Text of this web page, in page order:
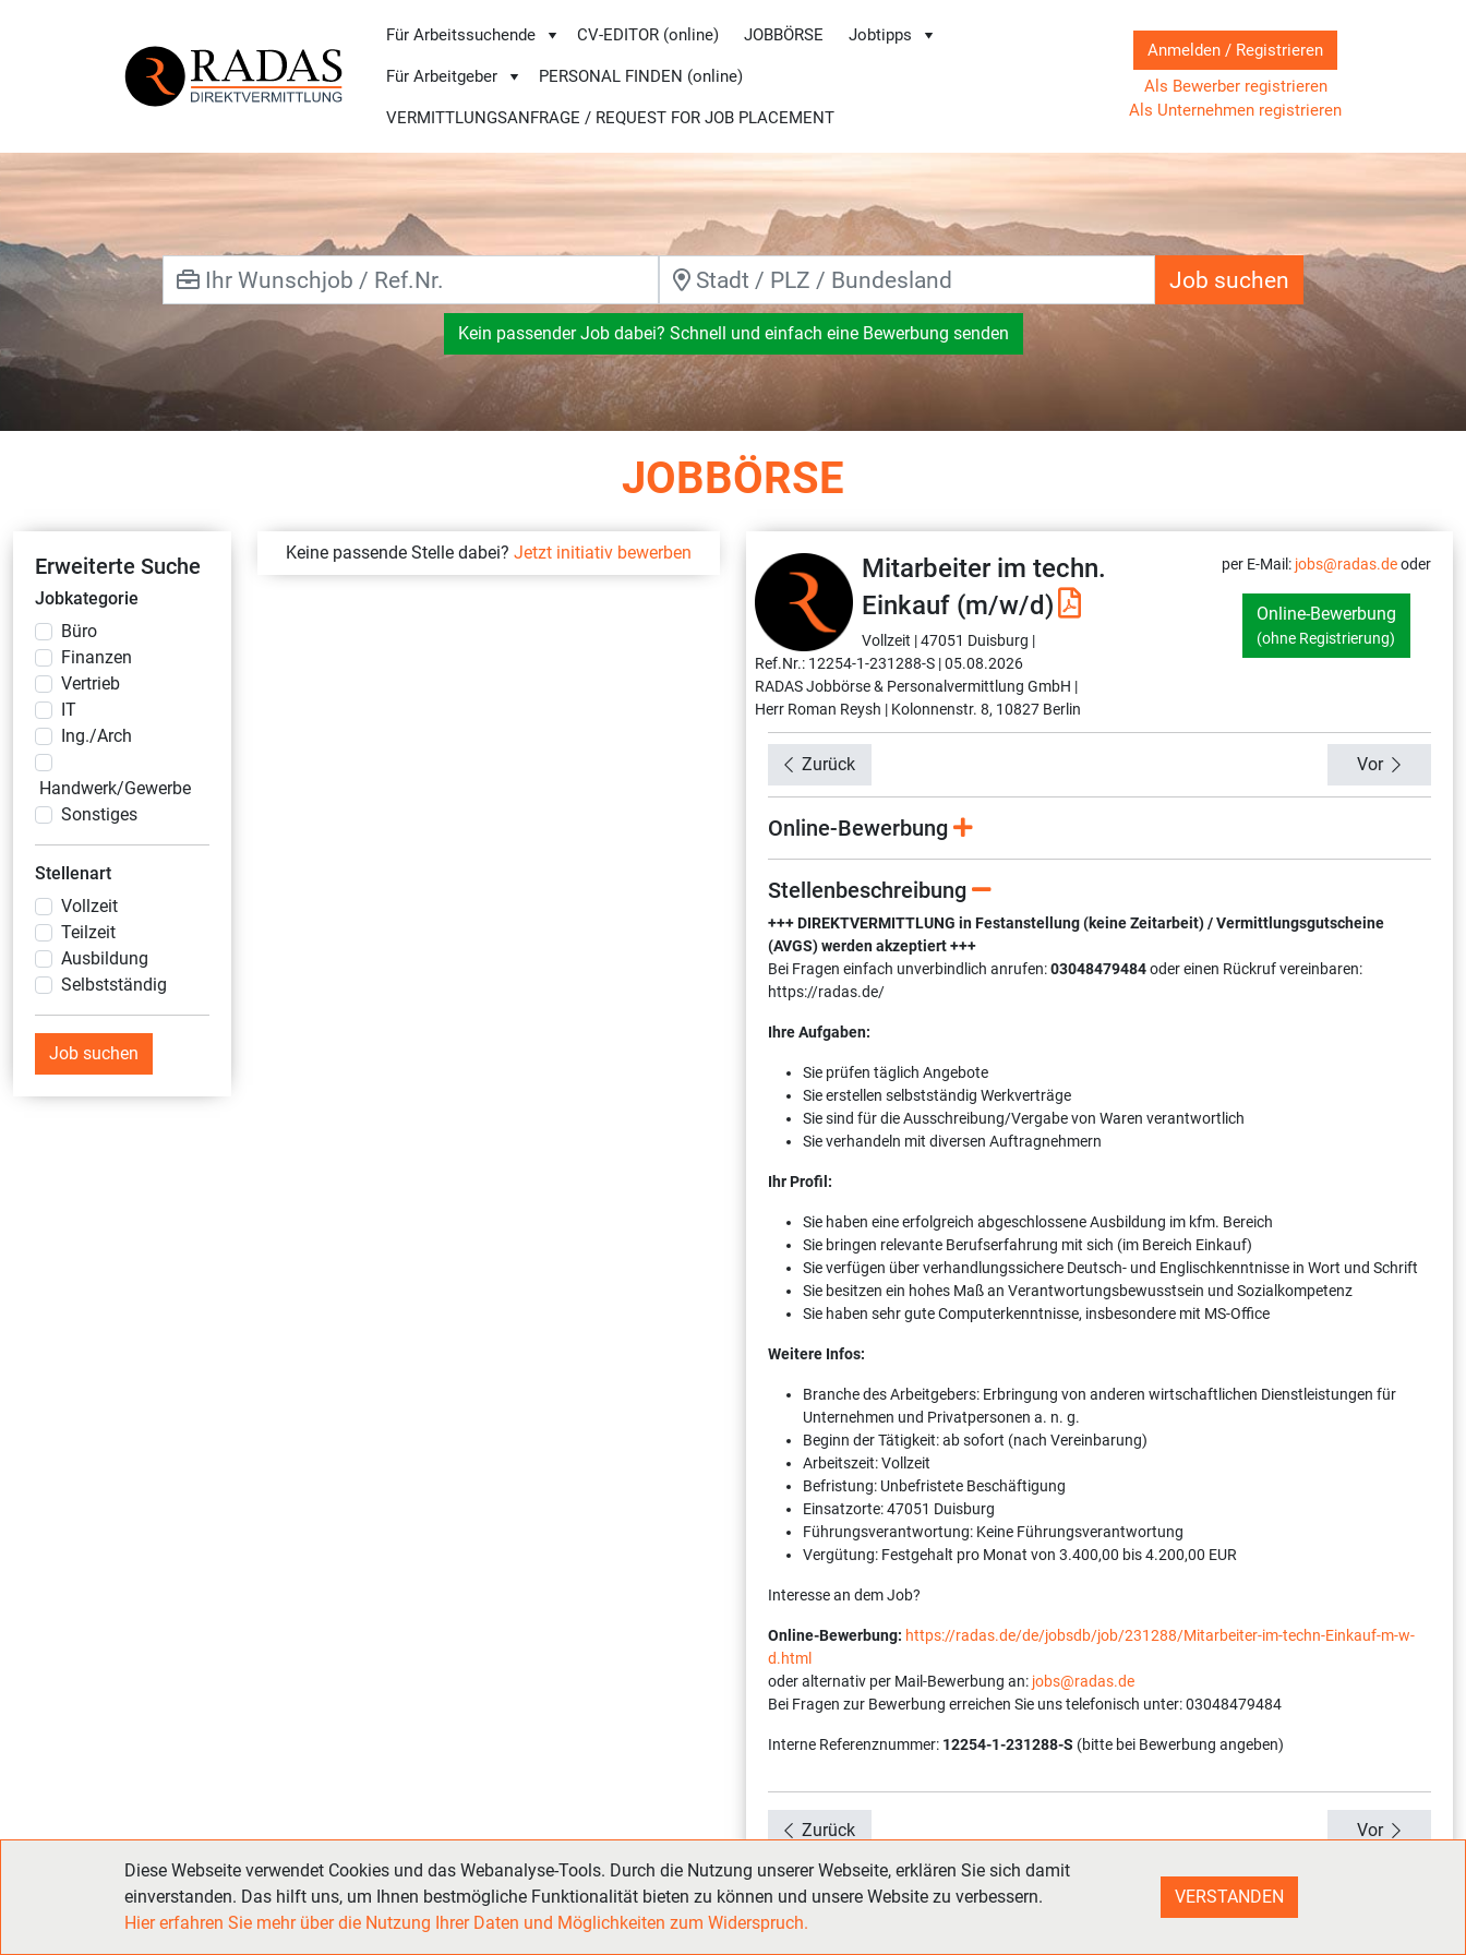
Für Arbeitssuchende CV-EDITOR (online) JOBBÖRSE Jobtipps
Für Arbeitgeber PERSONAL FINDEN (online)
VERMITTLUNGSANFRAGE / REQUEST FOR JOB PLACEMENT
Anmelden / Registrieren
Als Bewerber registrieren
Als Unternehmen registrieren
Job suchen
Kein passender Job dabei? Schnell und einfach eine Bewerbung senden
JOBBÖRSE
Erweiterte Suche
Jobkategorie
Büro
Finanzen
Vertrieb
IT
Ing./Arch
Handwerk/Gewerbe
Sonstiges
Stellenart
Vollzeit
Teilzeit
Ausbildung
Selbstständig
Job suchen
Keine passende Stelle dabei? Jetzt initiativ bewerben
Mitarbeiter im techn.
Einkauf (m/w/d)
Vollzeit |47051 Duisburg |
Ref.Nr.: 12254-1-231288-S |05.08.2026
RADAS Jobbörse & Personalvermittlung GmbH |
Herr Roman Reysh | Kolonnenstr. 8, 10827 Berlin
per E-Mail: jobs@radas.deoder
Online-Bewerbung
(ohne Registrierung)
Zurück Vor
Online-Bewerbung
Stellenbeschreibung
+++ DIREKTVERMITTLUNG in Festanstellung (keine Zeitarbeit) / Vermittlungsgutscheine
(AVGS) werden akzeptiert +++
Bei Fragen einfach unverbindlich anrufen:03048479484oder einen Rückruf vereinbaren:
https://radas.de/
Ihre Aufgaben:
Sie prüfen täglich Angebote
Sie erstellen selbstständig Werkverträge
Sie sind für die Ausschreibung/Vergabe von Waren verantwortlich
Sie verhandeln mit diversen Auftragnehmern
Ihr Profil:
Sie haben eine erfolgreich abgeschlossene Ausbildung im kfm. Bereich
Sie bringen relevante Berufserfahrung mit sich (im Bereich Einkauf)
Sie verfügen über verhandlungssichere Deutsch- und Englischkenntnisse in Wort und Schrift
Sie besitzen ein hohes Maß an Verantwortungsbewusstsein und Sozialkompetenz
Sie haben sehr gute Computerkenntnisse, insbesondere mit MS-Office
Weitere Infos:
Branche des Arbeitgebers: Erbringung von anderen wirtschaftlichen Dienstleistungen für
Unternehmen und Privatpersonen a. n. g.
Beginn der Tätigkeit: ab sofort (nach Vereinbarung)
Arbeitszeit: Vollzeit
Befristung: Unbefristete Beschäftigung
Einsatzorte: 47051 Duisburg
Führungsverantwortung: Keine Führungsverantwortung
Vergütung: Festgehalt pro Monat von 3.400,00 bis 4.200,00 EUR
Interesse an dem Job?
Online-Bewerbung: https://radas.de/de/jobsdb/job/231288/Mitarbeiter-im-techn-Einkauf-m-w-
d.html
oder alternativ per Mail-Bewerbung an: jobs@radas.de
Bei Fragen zur Bewerbung erreichen Sie uns telefonisch unter: 03048479484
Interne Referenznummer: 12254-1-231288-S (bitte bei Bewerbung angeben)
Zurück Vor
RADAS Jobbörse & Personalvermittlung GmbH © 2009-2026
Diese Webseite verwendet Cookies und das Webanalyse-Tools. Durch die Nutzung unserer Webseite, erklären Sie sich damit
einverstanden. Das hilft uns, um Ihnen bestmögliche Funktionalität bieten zu können und unsere Website zu verbessern.
Hier erfahren Sie mehr über die Nutzung Ihrer Daten und Möglichkeiten zum Widerspruch.
VERSTANDEN